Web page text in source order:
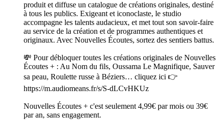
produit et diffuse un catalogue de créations originales, destiné
à tous les publics. Exigeant et iconoclaste, le studio
accompagne les talents audacieux, et met tout son savoir-faire
au service de la création et de programmes authentiques et
originaux. Avec Nouvelles Écoutes, sortez des sentiers battus.
💸 Pour débloquer toutes les créations originales de Nouvelles
Écoutes + : Au Nom du fils, Oussama Le Magnifique, Sauver
sa peau, Roulette russe à Béziers… cliquez ici 👉
https://m.audiomeans.fr/s/S-dLCvHKUz
Nouvelles Écoutes + c'est seulement 4,99€ par mois ou 39€
par an, sans engagement.